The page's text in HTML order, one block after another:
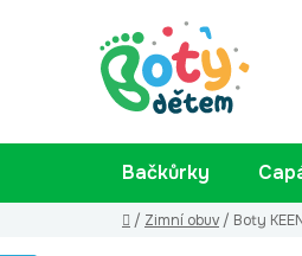
Bačkůrky
Domů
/ Zimní obuv / Boty